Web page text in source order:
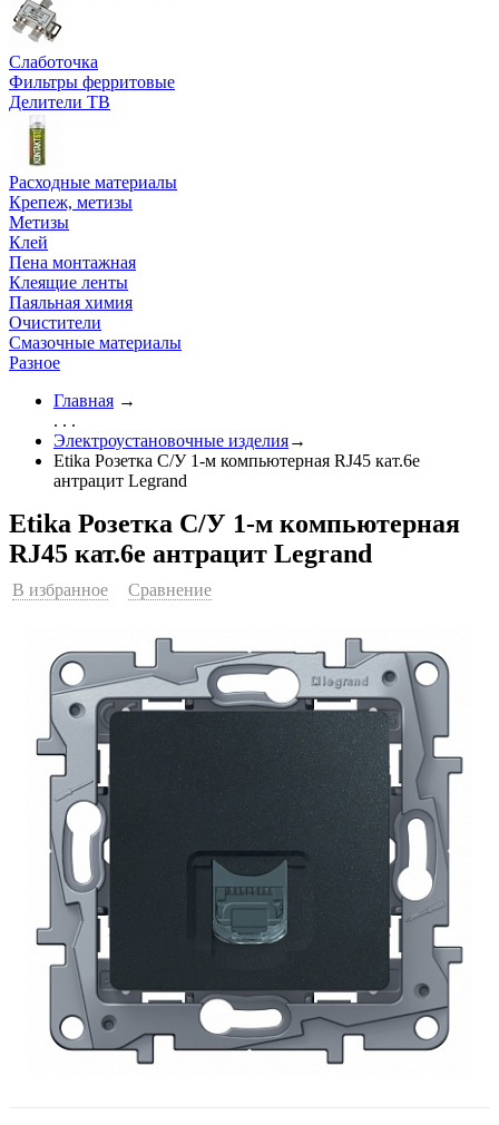
Слаботочка
Фильтры ферритовые
Делители ТВ
Расходные материалы
Крепеж, метизы
Метизы
Клей
Пена монтажная
Клеящие ленты
Паяльная химия
Очистители
Смазочные материалы
Разное
Главная →
. . .
Электроустановочные изделия→
Etika Розетка С/У 1-м компьютерная RJ45 кат.6е
антрацит Legrand
Etika Розетка С/У 1-м компьютерная
RJ45 кат.6е антрацит Legrand
В избранное Сравнение